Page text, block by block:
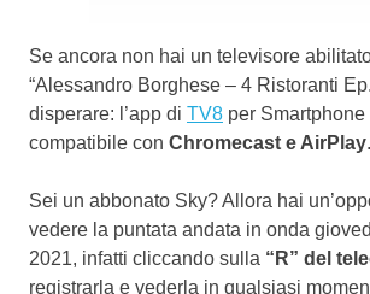
Se ancora non hai un televisore
“Alessandro Borghese – 4 Ristoranti
disperare: l’app di TV8 per Smartphone
compatibile con Chromecast e AirPlay.
Sei un abbonato Sky? Allora hai
vedere la puntata andata in onda
2021, infatti cliccando sulla “R” del
registrarla e vederla in qualsiasi